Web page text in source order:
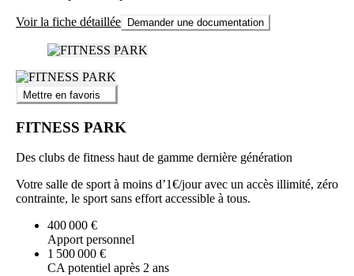
Voir la fiche détaillée Demander une documentation
Mettre en favoris
FITNESS PARK
Des clubs de fitness haut de gamme dernière génération
Votre salle de sport à moins d’1€/jour avec un accès illimité, zéro
contrainte, le sport sans effort accessible à tous.
400 000 €
Apport personnel
1 500 000 €
CA potentiel après 2 ans